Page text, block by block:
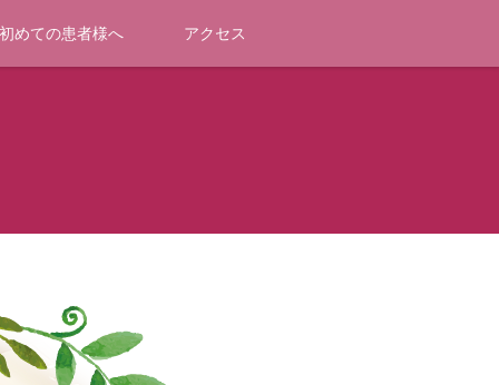
初めての患者様へ アクセス